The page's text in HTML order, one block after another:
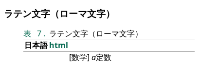
ラテン文字（ローマ文字）
表 7 . ラテン文字（ローマ文字）
日本語html
[数学] a定数